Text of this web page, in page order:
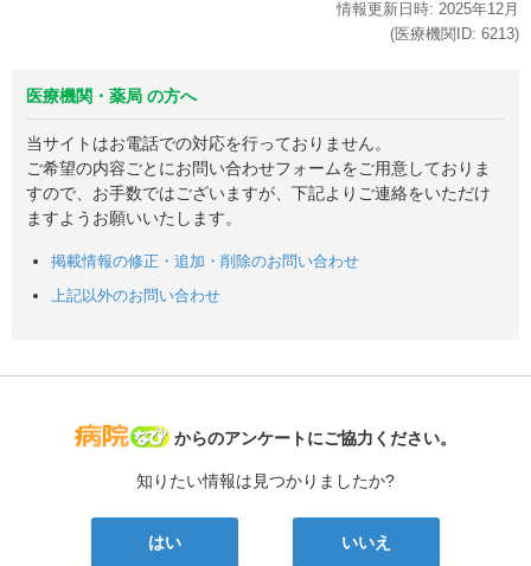
情報更新日時: 2025年12月
(医療機関ID: 6213)
医療機関・薬局 の方へ
当サイトはお電話での対応を行っておりません。
ご希望の内容ごとにお問い合わせフォームをご用意しておりま
すので、お手数ではございますが、下記よりご連絡をいただけ
ますようお願いいたします。
掲載情報の修正・追加・削除のお問い合わせ
上記以外のお問い合わせ
病院なび
からのアンケートにご協力ください。
知りたい情報は見つかりましたか?
はい いいえ